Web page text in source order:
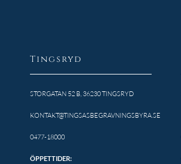
Tingsryd
STORGATAN 52 B, 36230 TINGSRYD
KONTAKT@TINGSASBEGRAVNINGSBYRA.SE
0477-18000
ÖPPETTIDER: